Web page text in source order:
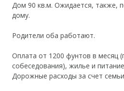
Дом 90 кв.м. Ожидается, также,
дому.
Родители оба работают.
Оплата от 1200 фунтов в месяц
собеседования), жилье и
Дорожные расходы за счет